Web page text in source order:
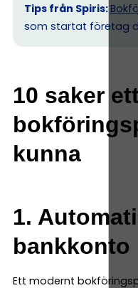
Tips från Spiris:
som startat företag
10 saker
kunna
1.
bankkonto
Ett modernt